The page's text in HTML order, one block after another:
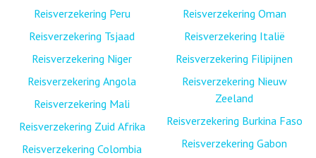
Reisverzekering Peru
Reisverzekering Tsjaad
Reisverzekering Niger
Reisverzekering Angola
Reisverzekering Mali
Reisverzekering Zuid Afrika
Reisverzekering Colombia
Reisverzekering Oman
Reisverzekering Italië
Reisverzekering Filipijnen
Reisverzekering Nieuw
Zeeland
Reisverzekering Burkina Faso
Reisverzekering Gabon